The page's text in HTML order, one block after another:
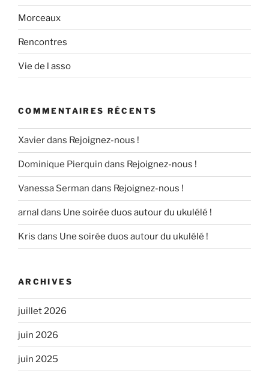
Morceaux
Rencontres
Vie de l asso
COMMENTAIRES RÉCENTS
Xavierdans Rejoignez-nous !
Dominique Pierquin dans Rejoignez-nous !
Vanessa Serman dans Rejoignez-nous !
arnal dans Une soirée duos autour du ukulélé !
Kris dans Une soirée duos autour du ukulélé !
ARCHIVES
juillet 2026
juin 2026
juin 2025